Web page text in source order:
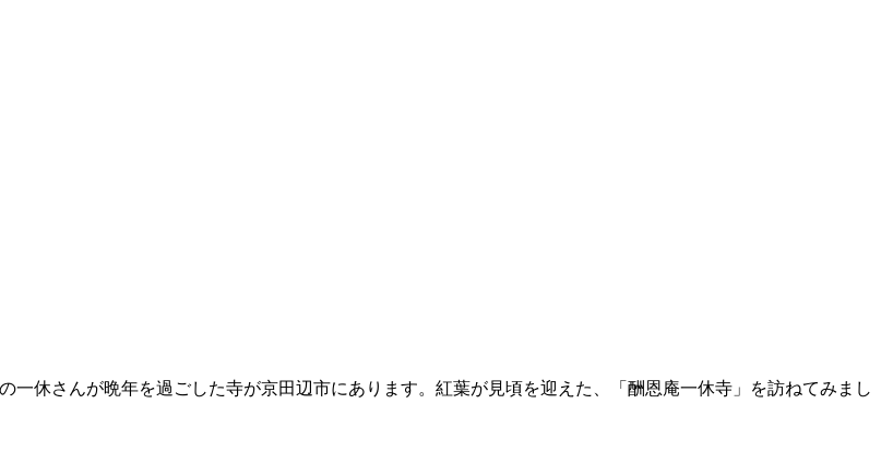
休さんが晩年を過ごした寺が京田辺市にあります。紅葉が見頃を迎えた、「酬恩庵一休寺」を訪ねてみまし